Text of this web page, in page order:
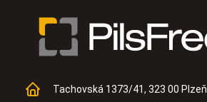
Tachovská 1373/41, 323 00 Plzeň